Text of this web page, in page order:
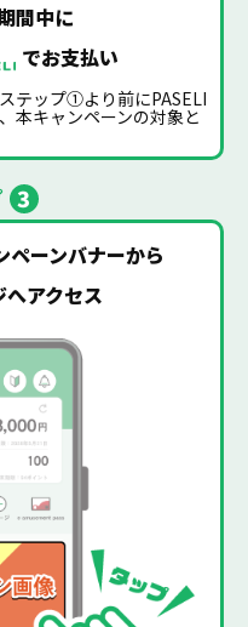
間中に
でお支払い
テップ①より前にPASELI
本キャンペーンの対象と
3
ペーンバナーから
アクセス